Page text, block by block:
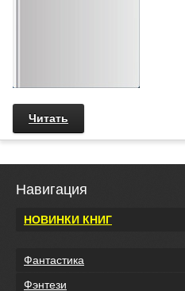
Читать
Навигация
НОВИНКИ КНИГ
Фантастика
Фэнтези